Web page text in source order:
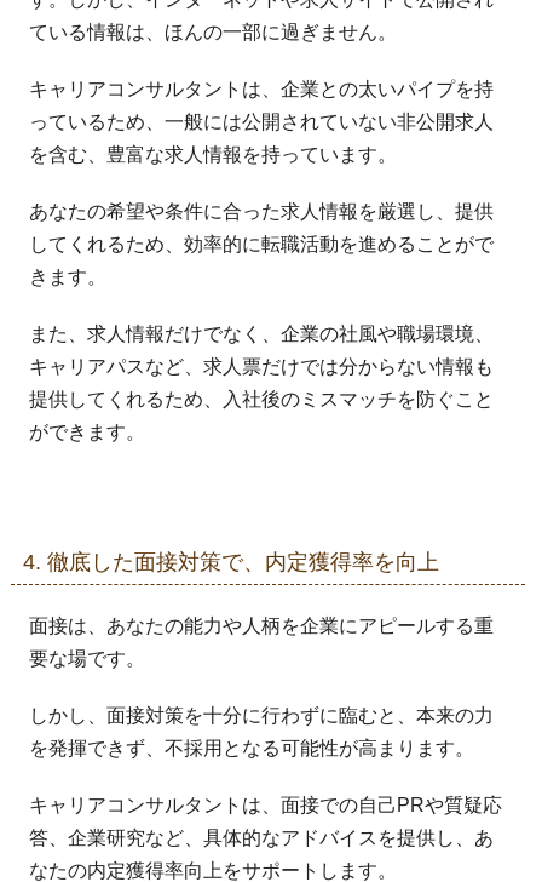
ている情報は、ほんの一部に過ぎません。
キャリアコンサルタントは、企業との太いパイプを持
っているため、一般には公開されていない非公開求人
を含む、豊富な求人情報を持っています。
あなたの希望や条件に合った求人情報を厳選し、提供
してくれるため、効率的に転職活動を進めることがで
きます。
また、求人情報だけでなく、企業の社風や職場環境、
キャリアパスなど、求人票だけでは分からない情報も
提供してくれるため、入社後のミスマッチを防ぐこと
ができます。
4. 徹底した面接対策で、内定獲得率を向上
面接は、あなたの能力や人柄を企業にアピールする重
要な場です。
しかし、面接対策を十分に行わずに臨むと、本来の力
を発揮できず、不採用となる可能性が高まります。
キャリアコンサルタントは、面接での自己PRや質疑応
答、企業研究など、具体的なアドバイスを提供し、あ
なたの内定獲得率向上をサポートします。